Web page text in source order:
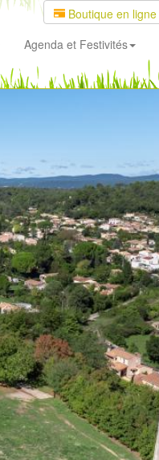
Boutique en ligne
Agenda et Festivités